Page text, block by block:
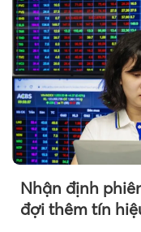
thị trường chứng
Nhận định
đợi thêm tín